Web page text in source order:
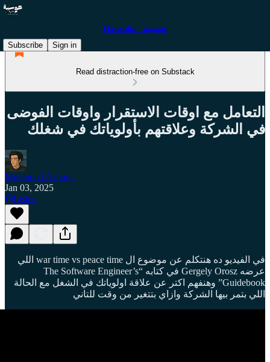
Hawsaba | حوسبة
Subscribe
Sign in
Read distraction-free on Substack
التعامل مع اوقات الاستقرار واوقات الفوضى
في الشركة وعلاقتهم بأولوياتك في شغلك
Mohamed Ashour
Jan 03, 2025
Listen
في الفيديو ده هنتكلم عن موضوع ال war time vs peace time اللي
عرضه Gergely Orosz في كتابه “The Software Engineer’s
Guidebook” وهنفهم اكتر عن علاقة اولوياتك في الشغل مع الحالة
اللي بتمر بيها الشركة وازاي بتتغير من وقت للتاني